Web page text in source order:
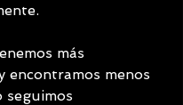
más
encontramos menos
seguimos